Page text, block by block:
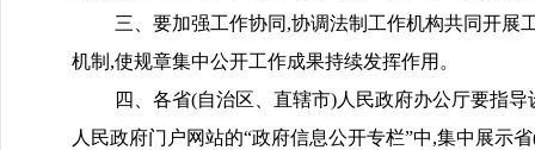
三、要加强工作协同,协调法制工作机构共同开展
机制,使规章集中公开工作成果持续发挥作用。
四、各省(自治区、直辖市)人民政府办公厅要指
人民政府门户网站的“政府信息公开专栏”中,集中展示